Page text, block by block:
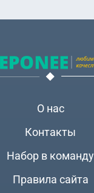
О нас
Контакты
Набор в команду
Правила сайта